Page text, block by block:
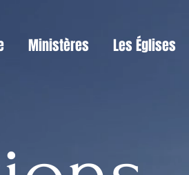
Ministères Les Églises